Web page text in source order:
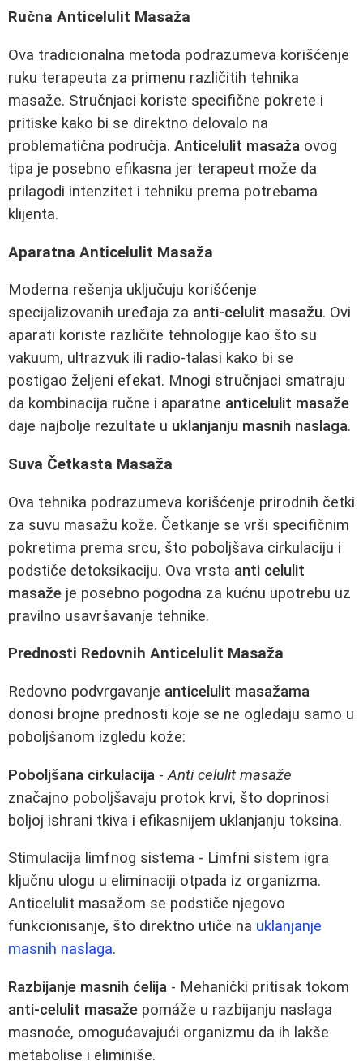
Ručna Anticelulit Masaža
Ova tradicionalna metoda podrazumeva korišćenje
ruku terapeuta za primenu različitih tehnika
masaže. Stručnjaci koriste specifične pokrete i
pritiske kako bi se direktno delovalo na
problematična područja. Anticelulit masaža ovog
tipa je posebno efikasna jer terapeut može da
prilagodi intenzitet i tehniku prema potrebama
klijenta.
Aparatna Anticelulit Masaža
Moderna rešenja uključuju korišćenje
specijalizovanih uređaja za anti-celulit masažu. Ovi
aparati koriste različite tehnologije kao što su
vakuum, ultrazvuk ili radio-talasi kako bi se
postigao željeni efekat. Mnogi stručnjaci smatraju
da kombinacija ručne i aparatne anticelulit masaže
daje najbolje rezultate u uklanjanju masnih naslaga.
Suva Četkasta Masaža
Ova tehnika podrazumeva korišćenje prirodnih četki
za suvu masažu kože. Četkanje se vrši specifičnim
pokretima prema srcu, što poboljšava cirkulaciju i
podstiče detoksikaciju. Ova vrsta anti celulit
masaže je posebno pogodna za kućnu upotrebu uz
pravilno usavršavanje tehnike.
Prednosti Redovnih Anticelulit Masaža
Redovno podvrgavanje anticelulit masažama
donosi brojne prednosti koje se ne ogledaju samo u
poboljšanom izgledu kože:
Poboljšana cirkulacija -Anti celulit masaže
značajno poboljšavaju protok krvi, što doprinosi
boljoj ishrani tkiva i efikasnijem uklanjanju toksina.
Stimulacija limfnog sistema - Limfni sistem igra
ključnu ulogu u eliminaciji otpada iz organizma.
Anticelulit masažom se podstiče njegovo
funkcionisanje, što direktno utiče na uklanjanje
masnih naslaga.
Razbijanje masnih ćelija - Mehanički pritisak tokom
anti-celulit masaže pomáže u razbijanju naslaga
masnoće, omogućavajući organizmu da ih lakše
metabolise i eliminiše.